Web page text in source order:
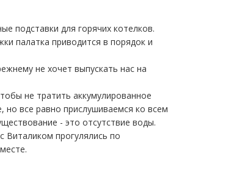
подставки для горячих котелков.
палатка приводится в порядок и
не хочет выпускать нас на
не тратить аккумулированное
все равно прислушиваемся ко всем
- это отсутствие воды.
Виталиком прогулялись по